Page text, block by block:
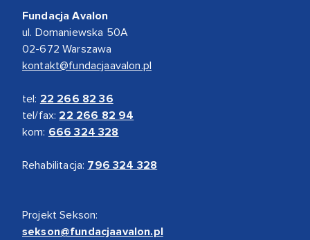
Fundacja Avalon
ul. Domaniewska 50A
02-672 Warszawa
kontakt@fundacjaavalon.pl
tel: 22 266 82 36
tel/fax: 22 266 82 94
kom: 666 324 328
Rehabilitacja: 796 324 328
Projekt Sekson:
sekson@fundacjaavalon.pl